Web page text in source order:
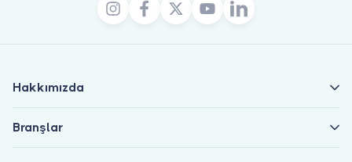
Hakkımızda
Branşlar